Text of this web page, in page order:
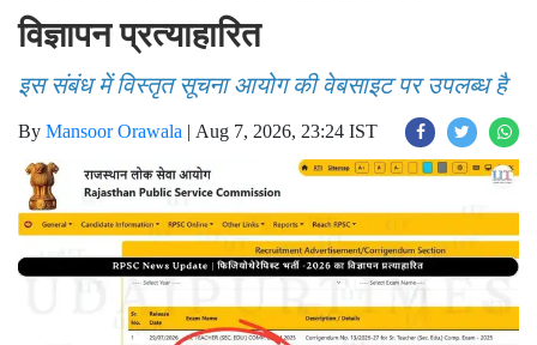
विज्ञापन प्रत्याहारित
इस संबंध में विस्तृत सूचना आयोग की वेबसाइट पर उपलब्ध है
By Mansoor Orawala | Aug 7, 2026, 23:24 IST